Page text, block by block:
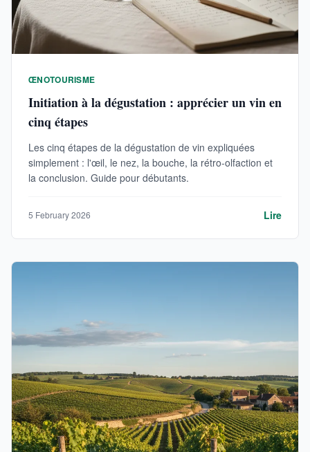
ŒNOTOURISME
Initiation à la dégustation : apprécier un vin en
cinq étapes
Les cinq étapes de la dégustation de vin expliquées
simplement : l'œil, le nez, la bouche, la rétro-olfaction et
la conclusion. Guide pour débutants.
5 February 2026 Lire